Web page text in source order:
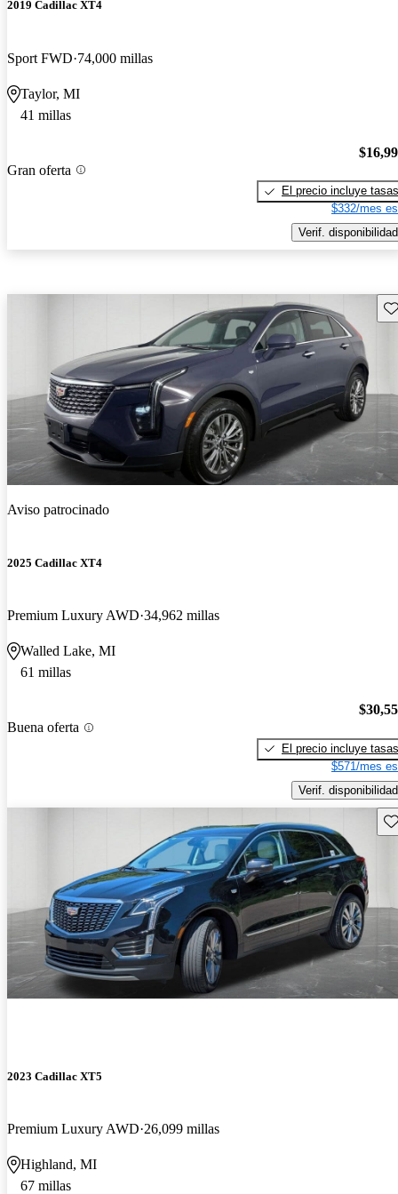
2019 Cadillac XT4
Sport FWD 74,000 millas
Taylor, MI
41 millas
Gran oferta
El precio incluye tasas
$332/mes
Verif. disponibilidad
Aviso patrocinado
2025 Cadillac XT4
Premium Luxury AWD 34,962 millas
Walled Lake, MI
61 millas
Buena oferta
El precio incluye tasas
$571/mes
Verif. disponibilidad
2023 Cadillac XT5
Premium Luxury AWD 26,099 millas
Highland, MI
67 millas